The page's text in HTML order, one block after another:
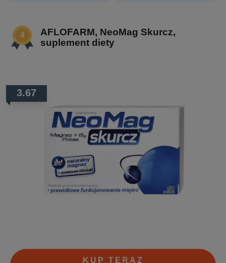
AFLOFARM, NeoMag Skurcz,
suplement diety
3.67
KUP TERAZ